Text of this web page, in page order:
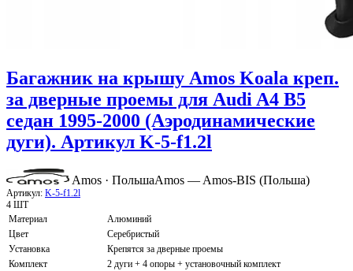
Багажник на крышу Amos Koala креп.
за дверные проемы для Audi A4 B5
седан 1995-2000 (Аэродинамические
дуги). Артикул K-5-f1.2l
Amos · ПольшаAmos — Amos-BIS (Польша)
Артикул: K-5-f1.2l
4 ШТ
Материал
Алюминий
Цвет
Серебристый
Установка
Крепятся за дверные проемы
Комплект
2 дуги + 4 опоры + установочный комплект